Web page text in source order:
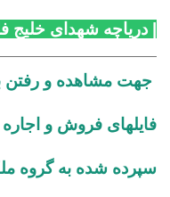
| دریاچه شهدای خلیج
جهت مشاهده و رفتن
فایلهای فروش و
سپرده شده به گروه